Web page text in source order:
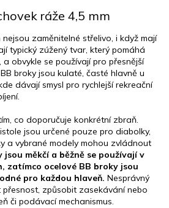
a
í
p
r
v
k
ý
p
i
s
u
o
á
n
í
ráže 4,5 mm
zaměnitelné střelivo, i když mají
typický zúžený tvar, který pomáhá
a obvykle se používají pro přesnější
broky jsou kulaté, časté hlavně u
dávají smysl pro rychlejší rekreační
co doporučuje konkrétní zbraň.
jsou určené pouze pro diabolky,
a vybrané modely mohou zvládnout
jsou měkčí a běžně se používají v
zatímco ocelové BB broky jsou
pro každou hlaveň. Nesprávný
způsobit zasekávání nebo
či podávací mechanismus.